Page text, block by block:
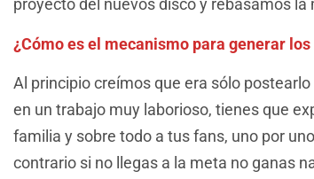
proyecto del nuevos disco y rebasamos
¿Cómo es el mecanismo para generar
Al principio creímos que era sólo
en un trabajo muy laborioso, tienes que
familia y sobre todo a tus fans, uno por
contrario si no llegas a la meta no ganas